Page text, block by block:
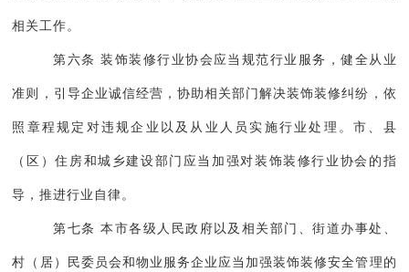
相关工作。
第六条 装饰装修行业协会应当规范行业服务，健全从业
准则，引导企业诚信经营，协助相关部门解决装饰装修纠纷，依
照章程规定对违规企业以及从业人员实施行业处理。市、县
（区）住房和城乡建设部门应当加强对装饰装修行业协会的指
导，推进行业自律。
第七条 本市各级人民政府以及相关部门、街道办事处、
村（居）民委员会和物业服务企业应当加强装饰装修安全管理的